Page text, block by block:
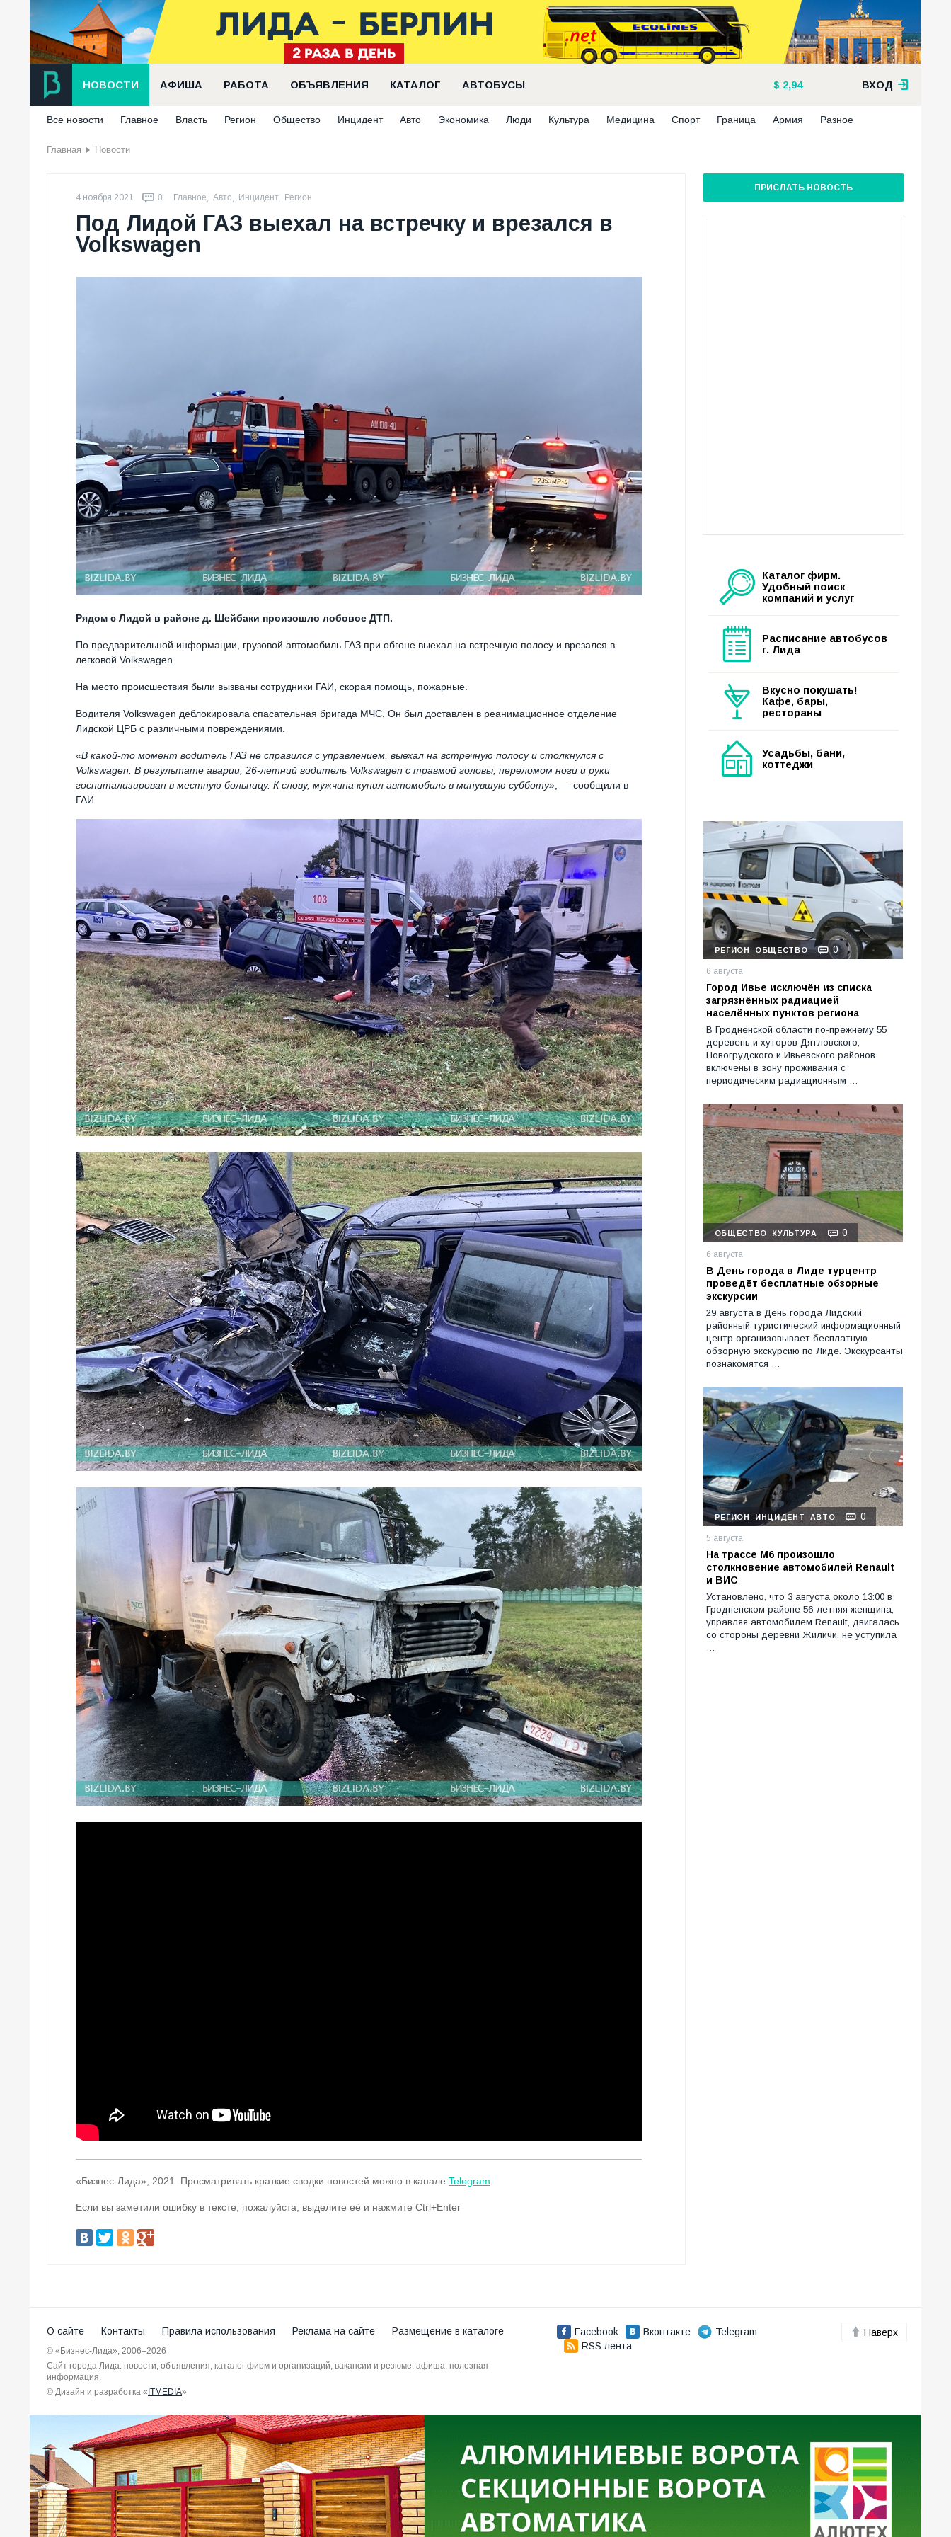
НОВОСТИ АФИША РАБОТА ОБЪЯВЛЕНИЯ КАТАЛОГ АВТОБУСЫ 2,94 ВХОД
Все новости Главное Власть Регион Общество Инцидент Авто Экономика Люди Культура Медицина Спорт Граница Армия Разное
Главная Новости
4 ноября 2021 0 Главное, Авто, Инцидент, Регион
Под Лидой ГАЗ выехал на встречку и врезался в
Volkswagen
Рядом с Лидой в районе д. Шейбаки произошло лобовое ДТП.
По предварительной информации, грузовой автомобиль ГАЗ при обгоне выехал на встречную полосу и врезался в
легковой Volkswagen.
На место происшествия были вызваны сотрудники ГАИ, скорая помощь, пожарные.
Водителя Volkswagen деблокировала спасательная бригада МЧС. Он был доставлен в реанимационное отделение
Лидской ЦРБ с различными повреждениями.
«В какой-то момент водитель ГАЗ не справился с управлением, выехал на встречную полосу и столкнулся с
Volkswagen. В результате аварии, 26-летний водитель Volkswagen с травмой головы, переломом ноги и руки
госпитализирован в местную больницу. К слову, мужчина купил автомобиль в минувшую субботу» , — сообщили в
ГАИ
«Бизнес-Лида», 2021. Просматривать краткие сводки новостей можно в канале Telegram
Если вы заметили ошибку в тексте, пожалуйста, выделите её и нажмите Ctrl+Enter
ПРИСЛАТЬ НОВОСТЬ
Каталог фирм.
Удобный поиск
компаний и услуг
Расписание автобусов
г. Лида
Вкусно покушать!
Кафе, бары,
рестораны
Усадьбы, бани,
коттеджи
РЕГИОН ОБЩЕСТВО 0
6 августа
Город Ивье исключён из списка
загрязнённых радиацией
населённых пунктов региона
В Гродненской области по-прежнему 55
деревень и хуторов Дятловского,
Новогрудского и Ивьевского районов
включены в зону проживания с
периодическим радиационным …
ОБЩЕСТВО КУЛЬТУРА 0
6 августа
В День города в Лиде турцентр
проведёт бесплатные обзорные
экскурсии
29 августа в День города Лидский
районный туристический информационный
центр организовывает бесплатную
обзорную экскурсию по Лиде. Экскурсанты
познакомятся …
РЕГИОН ИНЦИДЕНТ АВТО 0
5 августа
На трассе М6 произошло
столкновение автомобилей Renault
и ВИС
Установлено, что 3 августа около 13:00 в
Гродненском районе 56-летняя женщина,
управляя автомобилем Renault, двигалась
со стороны деревни Жиличи, не уступила
О сайте Контакты Правила использования Реклама на сайте Размещение в каталоге
© «Бизнес-Лида», 2006–2026
Сайт города Лида: новости, объявления, каталог фирм и организаций, вакансии и резюме, афиша, полезная
информация.
© Дизайн и разработка «ITMEDIA»
Facebook Вконтакте
Telegram
RSS лента
Наверх